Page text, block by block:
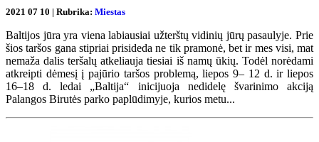
2021 07 10 | Rubrika: Miestas
Baltijos jūra yra viena labiausiai užterštų vidinių jūrų pasaulyje. Prie
šios taršos gana stipriai prisideda ne tik pramonė, bet ir mes visi, mat
nemaža dalis teršalų atkeliauja tiesiai iš namų ūkių. Todėl norėdami
atkreipti dėmesį į pajūrio taršos problemą, liepos 9– 12 d. ir liepos
16–18 d. ledai „Baltija“ inicijuoja nedidelę švarinimo akciją
Palangos Birutės parko paplūdimyje, kurios metu...